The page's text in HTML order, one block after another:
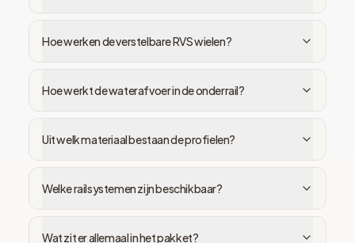
Hoe werken de verstelbare RVS wielen?
Hoe werkt de waterafvoer in de onderrail?
Uit welk materiaal bestaan de profielen?
Welke railsystemen zijn beschikbaar?
Wat zit er allemaal in het pakket?